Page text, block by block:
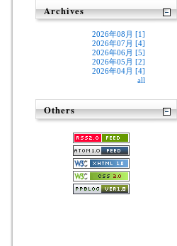
Archives
2026年08月 [1]
2026年07月 [4]
2026年06月 [5]
2026年05月 [2]
2026年04月 [4]
all
Others